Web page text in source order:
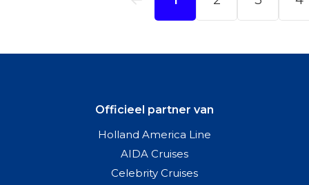
Officieel partner van
Holland America Line
AIDA Cruises
Celebrity Cruises